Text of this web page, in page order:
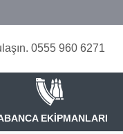
0555 960 6271
EKİPMANLARI